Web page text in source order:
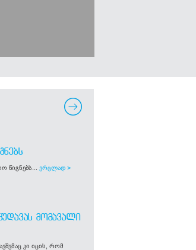
წიგნებს... ვრცლად >
ᲛᲝᲛᲐᲕᲐᲚᲘ
კი იცის, რომ